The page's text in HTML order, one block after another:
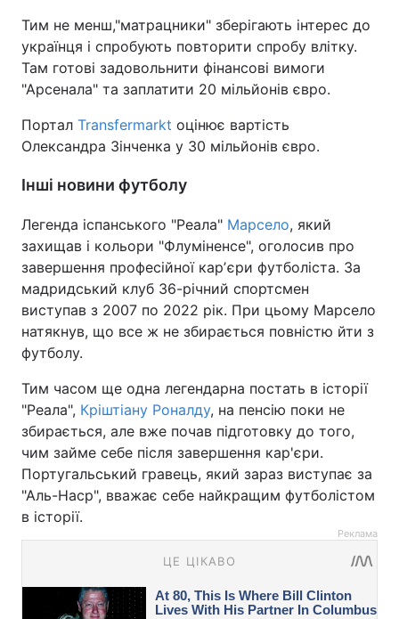
Тим не менш,"матрацники" зберігають інтерес до
українця і спробують повторити спробу влітку.
Там готові задовольнити фінансові вимоги
"Арсенала" та заплатити 20 мільйонів євро.
Портал Transfermarkt оцінює вартість
Олександра Зінченка у 30 мільйонів євро.
Інші новини футболу
Легенда іспанського "Реала" Марсело, який
захищав і кольори "Флуміненсе", оголосив про
завершення професійної карʼєри футболіста. За
мадридський клуб 36-річний спортсмен
виступав з 2007 по 2022 рік. При цьому Марсело
натякнув, що все ж не збирається повністю йти з
футболу.
Тим часом ще одна легендарна постать в історії
"Реала", Кріштіану Роналду, на пенсію поки не
збирається, але вже почав підготовку до того,
чим займе себе після завершення кар'єри.
Португальський гравець, який зараз виступає за
"Аль-Наср", вважає себе найкращим футболістом
в історії.
Реклама